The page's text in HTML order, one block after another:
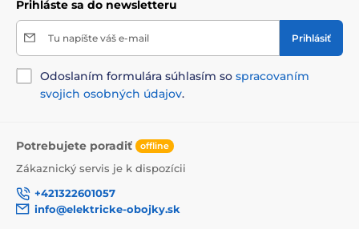
Prihláste sa do newsletteru
Tu napíšte váš e-mail Prihlásiť
Odoslaním formulára súhlasím so spracovaním
svojich osobných údajov.
Potrebujete poradiť offline
Zákaznický servis je k dispozícii
+421322601057
info@elektricke-obojky.sk